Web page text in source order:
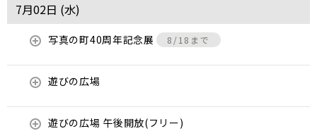
7月02日 (水)
写真の町40周年記念展 8/18まで
遊びの広場
遊びの広場 午後開放(フリー)